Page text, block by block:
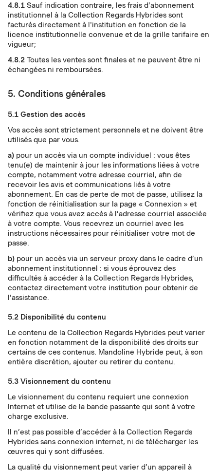
4.8.1 Sauf indication contraire, les frais d'abonnement
institutionnel à la Collection Regards Hybrides sont
facturés directement à l'institution en fonction de la
licence institutionnelle convenue et de la grille tarifaire en
vigueur;
4.8.2 Toutes les ventes sont finales et ne peuvent être ni
échangées ni remboursées.
5. Conditions générales
5.1 Gestion des accès
Vos accès sont strictement personnels et ne doivent être
utilisés que par vous.
a) pour un accès via un compte individuel : vous êtes
tenu(e) de maintenir à jour les informations liées à votre
compte, notamment votre adresse courriel, afin de
recevoir les avis et communications liés à votre
abonnement. En cas de perte de mot de passe, utilisez la
fonction de réinitialisation sur la page « Connexion » et
vérifiez que vous avez accès à l’adresse courriel associée
à votre compte. Vous recevrez un courriel avec les
instructions nécessaires pour réinitialiser votre mot de
passe.
b) pour un accès via un serveur proxy dans le cadre d’un
abonnement institutionnel : si vous éprouvez des
difficultés à accéder à la Collection Regards Hybrides,
contactez directement votre institution pour obtenir de
l’assistance.
5.2 Disponibilité du contenu
Le contenu de la Collection Regards Hybrides peut varier
en fonction notamment de la disponibilité des droits sur
certains de ces contenus. Mandoline Hybride peut, à son
entière discrétion, ajouter ou retirer du contenu.
5.3 Visionnement du contenu
Le visionnement du contenu requiert une connexion
Internet et utilise de la bande passante qui sont à votre
charge exclusive.
Il n’est pas possible d’accéder à la Collection Regards
Hybrides sans connexion internet, ni de télécharger les
œuvres qui y sont diffusées.
La qualité du visionnement peut varier d’un appareil à